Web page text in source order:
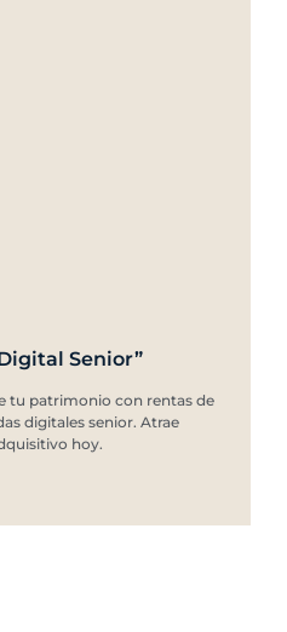
Senior”
tu patrimonio con rentas de
digitales senior. Atrae
hoy.